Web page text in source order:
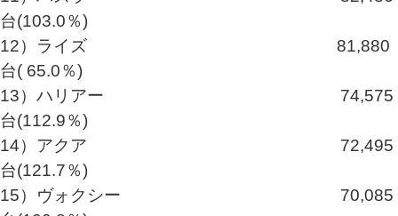
台(103.0％)
12）ライズ 81,880
台( 65.0％)
13）ハリアー 74,575
台(112.9％)
14）アクア 72,495
台(121.7％)
15）ヴォクシー 70,085